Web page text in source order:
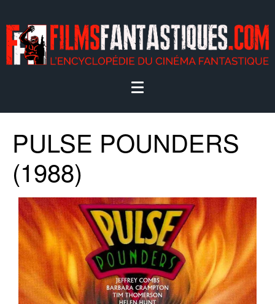
PULSE POUNDERS
(1988)